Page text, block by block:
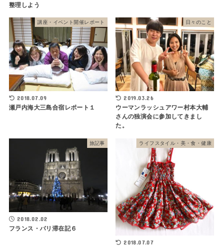
整理しよう
講座・イベント開催レポート
2018.07.09
瀬戸内海大三島合宿レポート１
日々のこと
2019.03.26
ウーマンラッシュアワー村本大輔
さんの独演会に参加してきまし
た。
旅記事
2018.02.02
フランス・パリ滞在記６
ライフスタイル・美・食・健康
2018.07.07